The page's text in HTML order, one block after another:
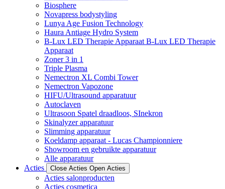
Biosphere
Novapress bodystyling
Lunya Age Fusion Technology
Haura Antiage Hydro System
B-Lux LED Therapie Apparaat B-Lux LED Therapie
Apparaat
Zoner 3 in 1
Triple Plasma
Nemectron XL Combi Tower
Nemectron Vapozone
HIFU/Ultrasound apparatuur
Autoclaven
Ultrasoon Spatel draadloos, SInekron
Skinalyzer apparatuur
Slimming apparatuur
Koeldamp apparaat - Lucas Championniere
Showroom en gebruikte apparatuur
Alle apparatuur
Acties
Close Acties Open Acties
Acties salonproducten
Acties cosmetica